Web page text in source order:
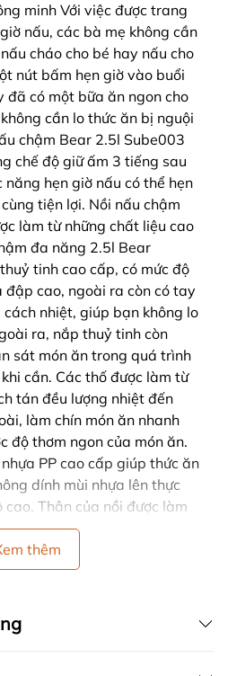
minh Với việc được trang
nấu, các bà mẹ không cần
cháo cho bé hay nấu cho
nút bấm hẹn giờ vào buổi
đã có một bữa ăn ngon cho
cần lo thức ăn bị nguội
chậm Bear 2.5l Sube003
chế độ giữ ấm 3 tiếng sau
hẹn giờ nấu có thể hẹn
tiện lợi. Nồi nấu chậm
làm từ những chất liệu cao
đa năng 2.5l Bear
tinh cao cấp, có mức độ
đập cao, ngoài ra còn có tay
nhiệt, giúp bạn không lo
ra, nắp thuỷ tinh còn
sát món ăn trong quá trình
cần. Các thố được làm từ
tán đều lượng nhiệt đến
làm chín món ăn nhanh
độ thơm ngon của món ăn.
PP cao cấp giúp thức ăn
dính mùi nhựa lên thực
Thân của nồi được làm
có khả năng chịu lực, chịu
Cấu tạo 2 lớp kép giúp giữ
như cách nhiệt với bên
thuận tiện Nồi nấu
tích hợp 8 chế độ nấu
thêm